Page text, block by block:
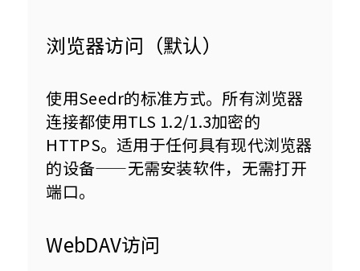
浏览器访问（默认）
使用Seedr的标准方式。所有浏览器
连接都使用TLS 1.2/1.3加密的
HTTPS。适用于任何具有现代浏览器
的设备——无需安装软件，无需打开
端口。
WebDAV访问